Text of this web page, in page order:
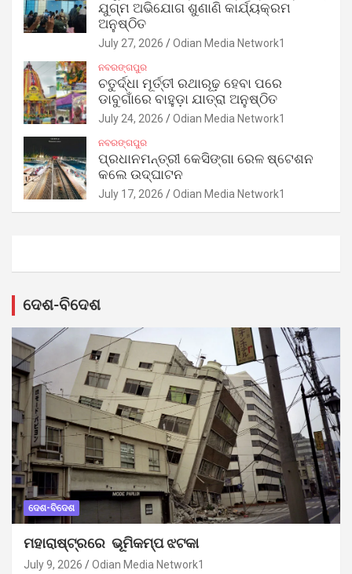
ଯୁଗ୍ମ ଅଭିଯୋଗ ଶୁଣାଣି କାର୍ଯ୍ୟକ୍ରମ
ଅନୁଷ୍ଠିତ
July 27, 2026 Odian Media Network1
ନବରଙ୍ଗପୁର
ଚତୁର୍ଦ୍ଧା ମୂର୍ତ୍ତୀ ରଥାରୂଢ଼ ହେବା ପରେ
ଡାବୁଗାଁରେ ବାହୁଡ଼ା ଯାତ୍ରା ଅନୁଷ୍ଠିତ
July 24, 2026 Odian Media Network1
ନବରଙ୍ଗପୁର
ପ୍ରଧାନମନ୍ତ୍ରୀ କେସିଙ୍ଗା ରେଳ ଷ୍ଟେଶନ
କଲେ ଉଦ୍‌ଘାଟନ
July 17, 2026 Odian Media Network1
ଦେଶ-ବିଦେଶ
ଦେଶ-ବିଦେଶ
ମହାରାଷ୍ଟ୍ରରେ ଭୂମିକମ୍ପ ଝଟକା
July 9, 2026 Odian Media Network1